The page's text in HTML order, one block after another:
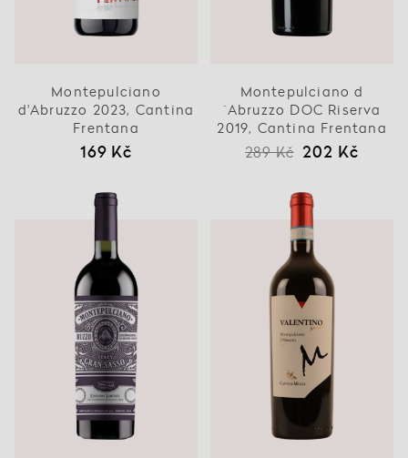
Montepulciano
d'Abruzzo 2023, Cantina
Frentana
169 Kč
Montepulciano d
´Abruzzo DOC Riserva
2019, Cantina Frentana
289 Kč 202 Kč